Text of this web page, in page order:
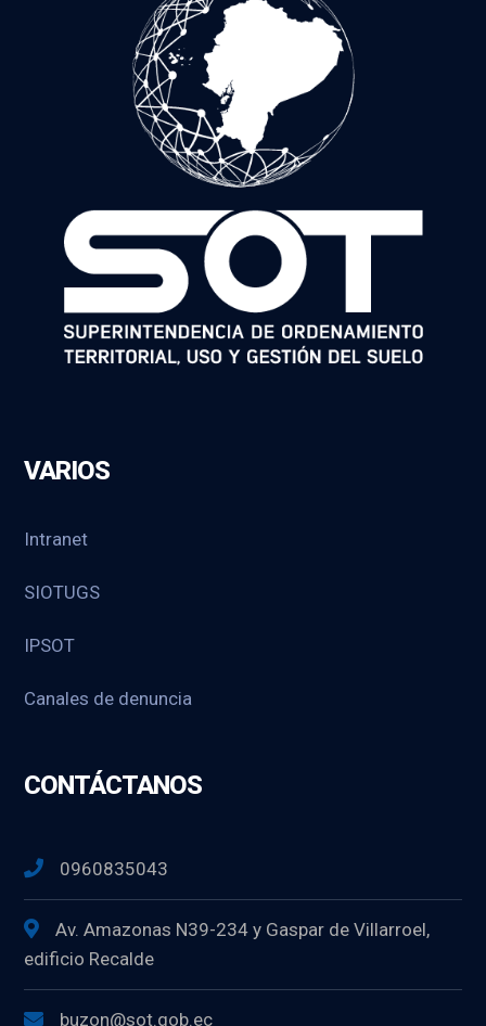
VARIOS
Intranet
SIOTUGS
IPSOT
Canales de denuncia
CONTÁCTANOS
0960835043
Av. Amazonas N39-234 y Gaspar de Villarroel,
edificio Recalde
buzon@sot.gob.ec